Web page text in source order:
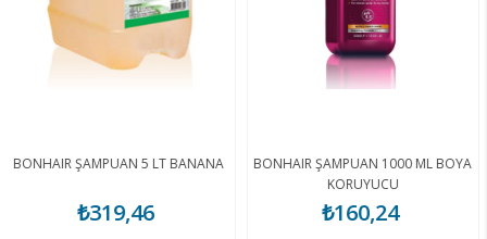
ŞAMPUAN 5 LT BANANA
₺319,46
BONHAIR ŞAMPUAN 1000 ML BOYA
KORUYUCU
₺160,24